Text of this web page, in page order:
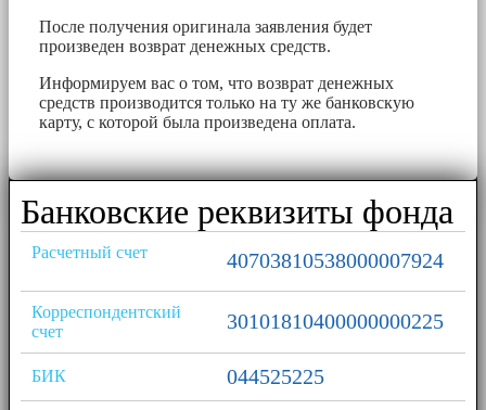
После получения оригинала заявления будет
произведен возврат денежных средств.
Информируем вас о том, что возврат денежных
средств производится только на ту же банковскую
карту, с которой была произведена оплата.
Банковские реквизиты фонда
Расчетный счет 40703810538000007924
Корреспондентский
счет
30101810400000000225
БИК 044525225